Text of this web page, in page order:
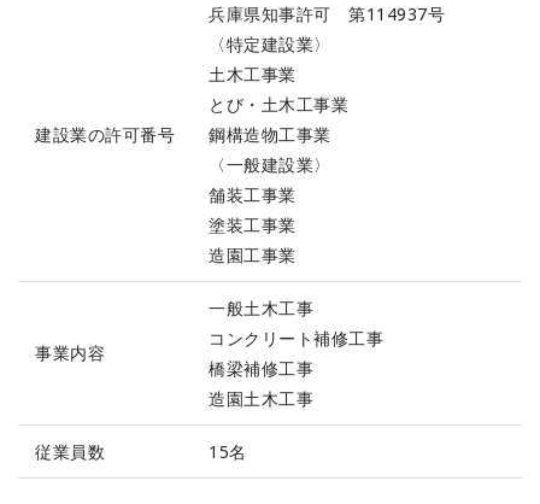
建設業の許可番号
兵庫県知事許可 第114937号
〈特定建設業〉
土木工事業
とび・土木工事業
鋼構造物工事業
〈一般建設業〉
舗装工事業
塗装工事業
造園工事業
事業内容
一般土木工事
コンクリート補修工事
橋梁補修工事
造園土木工事
従業員数 15名